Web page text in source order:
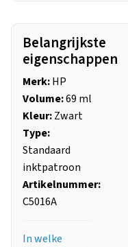
Belangrijkste
eigenschappen
Merk:HP
Volume:69 ml
Kleur:Zwart
Type:
Standaard
inktpatroon
Artikelnummer:
C5016A
In welke